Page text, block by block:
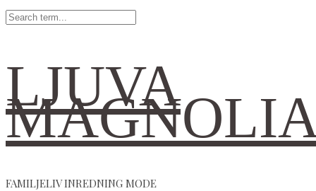
LJUVA
FAMILJELIV INREDNING MODE